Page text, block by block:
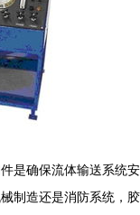
是确保流体输送系统安
制造还是消防系统，胶